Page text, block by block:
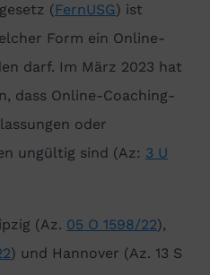
(FernUSG) ist
Form ein Online-
darf. Im März 2023 hat
dass Online-Coaching-
oder
ungültig sind (Az: 3 U
(Az. 05 O 1598/22),
) und Hannover (Az. 13 S